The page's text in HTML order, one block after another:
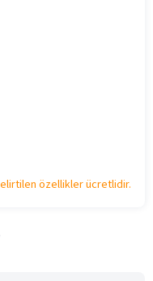
özellikler ücretlidir.